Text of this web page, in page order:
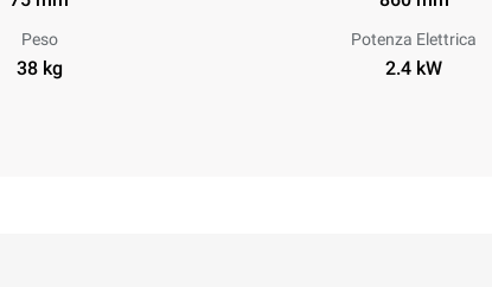
Peso
38 kg
Potenza Elettrica
2.4 kW